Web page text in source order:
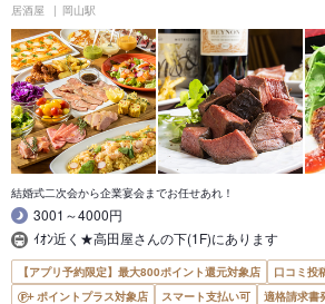
居酒屋 岡山駅
結婚式二次会から企業宴会までお任せあれ！
3001～4000円
ｲｵﾝ近く★高田屋さんの下(1F)にあります
【アプリ予約限定】最大800ポイント還元対象店
口コミ投
ポイントプラス対象店
スマート支払い可 適格請求書